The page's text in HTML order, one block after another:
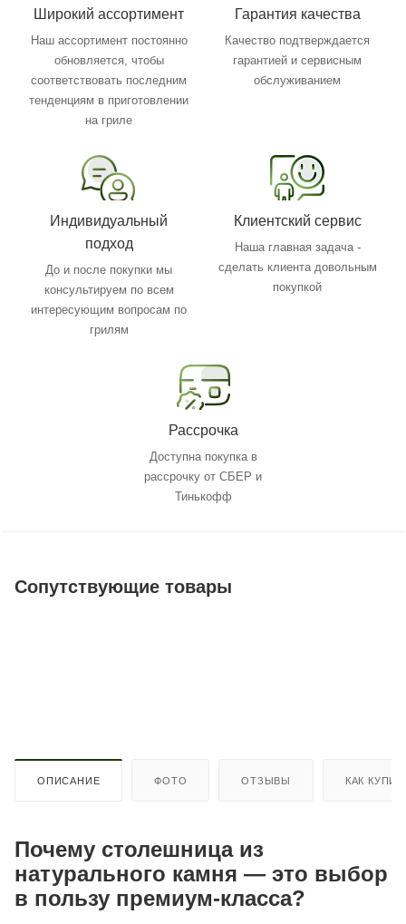
Широкий ассортимент
Наш ассортимент постоянно
обновляется, чтобы
соответствовать последним
тенденциям в приготовлении
на гриле
Гарантия качества
Качество подтверждается
гарантией и сервисным
обслуживанием
Индивидуальный
подход
До и после покупки мы
консультируем по всем
интересующим вопросам по
грилям
Клиентский сервис
Наша главная задача -
сделать клиента довольным
покупкой
Рассрочка
Доступна покупка в
рассрочку от СБЕР и
Тинькофф
Сопутствующие товары
ОПИСАНИЕ ФОТО ОТЗЫВЫ КАК
Почему столешница из
натурального камня — это выбор
в пользу премиум-класса?